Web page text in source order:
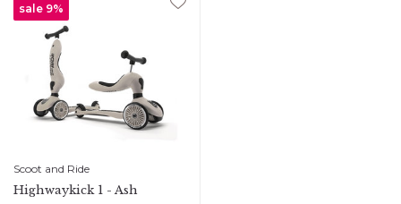
sale 9%
Scoot and Ride
Highwaykick 1 - Ash
Abonneer
* Lees hier de wettelijke beperkingen